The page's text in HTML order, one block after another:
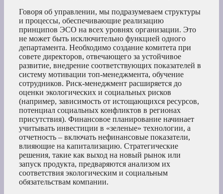
Говоря об управлении, мы подразумеваем структуры
и процессы, обеспечивающие реализацию
принципов ЭСО на всех уровнях организации. Это
не может быть исключительно функцией одного
департамента. Необходимо создание комитета при
совете директоров, отвечающего за устойчивое
развитие, внедрение соответствующих показателей в
систему мотивации топ-менеджмента, обучение
сотрудников. Риск-менеджмент расширяется до
оценки экологических и социальных рисков
(например, зависимость от истощающихся ресурсов,
потенциал социальных конфликтов в регионах
присутствия). Финансовое планирование начинает
учитывать инвестиции в «зеленые» технологии, а
отчетность – включать нефинансовые показатели,
влияющие на капитализацию. Стратегические
решения, такие как выход на новый рынок или
запуск продукта, предваряются анализом их
соответствия экологическим и социальным
обязательствам компании.